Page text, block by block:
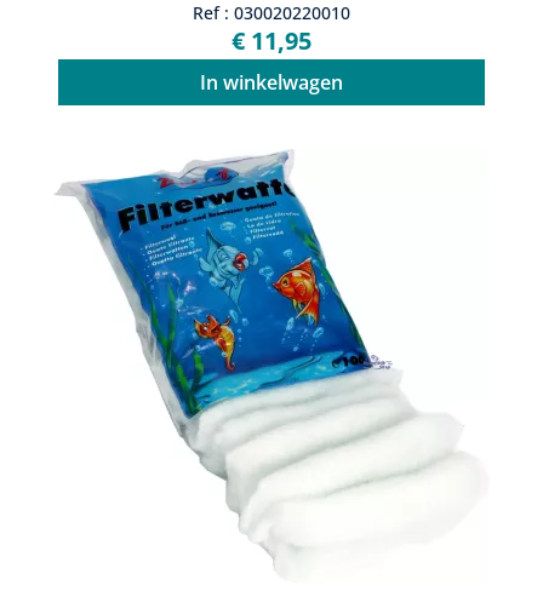
Ref : 030020220010
€ 11,95
In winkelwagen